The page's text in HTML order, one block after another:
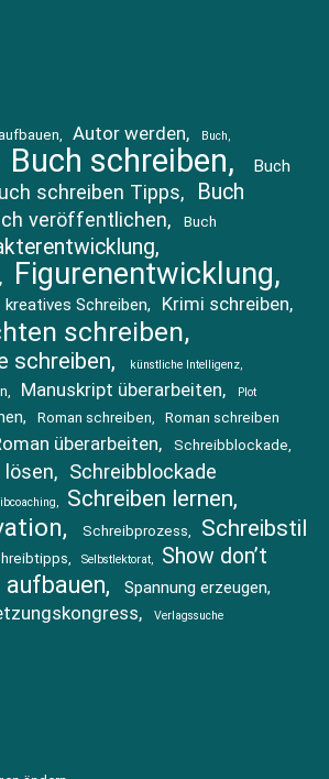
Autor werden Buch
Buch schreiben
Buch
schreiben Tipps
Buch
veröffentlichen
Buch
Figurenentwicklung
kreatives Schreiben Krimi schreiben
schreiben
schreiben künstliche Intelligenz
Manuskript überarbeiten
Plot
Roman schreiben
Roman schreiben
überarbeiten Schreibblockade
lösen
Schreibblockade
Schreiben lernen
Schreibprozess
Schreibstil
Selbstlektorat
Show don’t
aufbauen Spannung erzeugen
Verlagssuche